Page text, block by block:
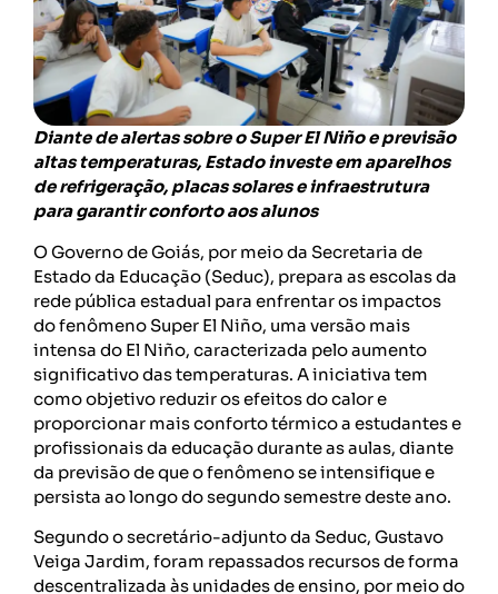
Diante de alertas sobre o Super El Niño e previsão
altas temperaturas, Estado investe em aparelhos
de refrigeração, placas solares e infraestrutura
para garantir conforto aos alunos
O Governo de Goiás, por meio da Secretaria de
Estado da Educação (Seduc), prepara as escolas da
rede pública estadual para enfrentar os impactos
do fenômeno Super El Niño, uma versão mais
intensa do El Niño, caracterizada pelo aumento
significativo das temperaturas. A iniciativa tem
como objetivo reduzir os efeitos do calor e
proporcionar mais conforto térmico a estudantes e
profissionais da educação durante as aulas, diante
da previsão de que o fenômeno se intensifique e
persista ao longo do segundo semestre deste ano.
Segundo o secretário-adjunto da Seduc, Gustavo
Veiga Jardim, foram repassados recursos de forma
descentralizada às unidades de ensino, por meio do